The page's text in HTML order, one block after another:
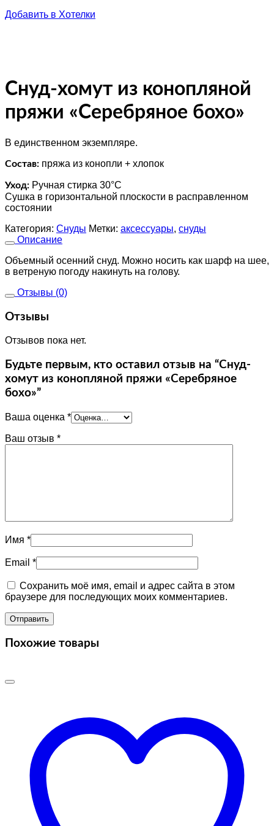
Добавить в Хотелки
Снуд-хомут из конопляной
пряжи «Серебряное бохо»
В единственном экземпляре.
Состав: пряжа из конопли + хлопок
Уход: Ручная стирка 30°C
Сушка в горизонтальной плоскости в расправленном
состоянии
Категория: Снуды Метки: аксессуары, снуды
Описание
Объемный осенний снуд. Можно носить как шарф на шее,
в ветреную погоду накинуть на голову.
Отзывы (0)
Отзывы
Отзывов пока нет.
Будьте первым, кто оставил отзыв на “Снуд-
хомут из конопляной пряжи «Серебряное
бохо»”
Ваша оценка *
Ваш отзыв *
Имя *
Email *
Сохранить моё имя, email и адрес сайта в этом
браузере для последующих моих комментариев.
Похожие товары